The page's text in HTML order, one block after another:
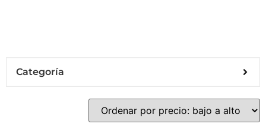
Categoría